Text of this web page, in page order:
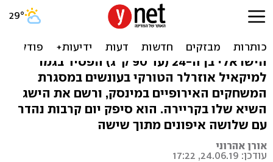
כבוד: לי קוכמן סגן אלוף
אירופה בג'ודו
הישראלי בן ה-24 (עד 90 ק"ג) הפסיד בגמר
למיקאיל אוזרלר הטורקי בעונשים במסגרת
המשחקים האירופיים במינסק, ורשם את הישג
השיא שלו בקריירה. הוא סיפק יום קרבות נהדר
עם שלושה איפונים מתוך שישה
אורן אהרוני
עודכן: 24.06.19, 17:22